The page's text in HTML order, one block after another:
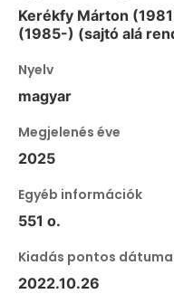
Kerékfy Márton
(1985-) (sajtó alá
Nyelv
magyar
Megjelenés éve
2025
Egyéb információk
551 o.
Kiadás pontos dátuma
2022.10.26